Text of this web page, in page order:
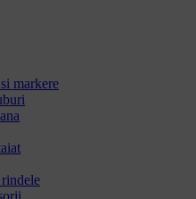
markere